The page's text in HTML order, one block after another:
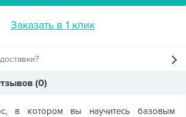
Заказать в 1 клик
(0)
в котором вы научитесь базовым